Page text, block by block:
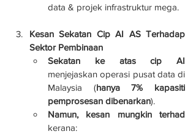
data & projek infrastruktur mega.
Kesan Sekatan Cip AI AS Terhadap
Sektor Pembinaan
Sekatan ke atas cip AI
menjejaskan operasi pusat data di
Malaysia (hanya 7% kapasiti
pemprosesan dibenarkan).
Namun, kesan mungkin terhad
kerana: